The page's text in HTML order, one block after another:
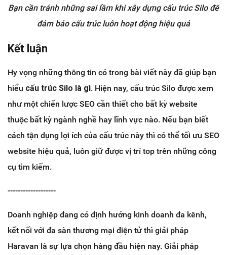
Bạn cần tránh những sai lầm khi xây dựng cấu trúc Silo để
đảm bảo cấu trúc luôn hoạt động hiệu quả
Kết luận
Hy vọng những thông tin có trong bài viết này đã giúp bạn
hiểu cấu trúc Silo là gì. Hiện nay, cấu trúc Silo được xem
như một chiến lược SEO cần thiết cho bất kỳ website
thuộc bất kỳ ngành nghề hay lĩnh vực nào. Nếu bạn biết
cách tận dụng lợi ích của cấu trúc này thì có thể tối ưu SEO
website hiệu quả, luôn giữ được vị trí top trên những công
cụ tìm kiếm.
-------------------
Doanh nghiệp đang có định hướng kinh doanh đa kênh,
kết nối với đa sàn thương mại điện tử thì giải pháp
Haravan là sự lựa chọn hàng đầu hiện nay. Giải pháp